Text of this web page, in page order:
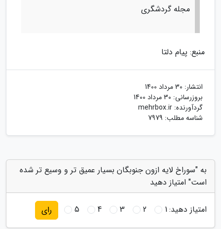
مجله گردشگری
منبع: پیام دلتا
انتشار: 30 مرداد 1400
بروزرسانی: 30 مرداد 1400
گردآورنده: mehrbox.ir
شناسه مطلب: 7979
به "سوراخ لایه ازون جنوبگان بسیار عمیق تر و وسیع تر شده
است" امتیاز دهید
امتیاز دهید:1
2
3
4
5 رای